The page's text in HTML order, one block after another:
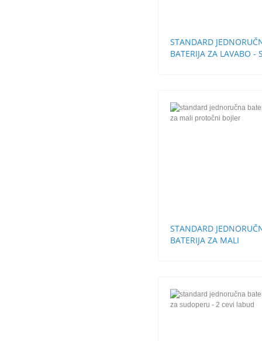
STANDARD
BATERIJA ZA LAVABO -
STANDARD
BATERIJA ZA MALI